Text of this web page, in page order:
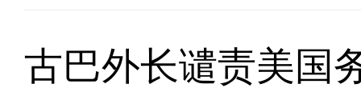
古巴外长谴责美国